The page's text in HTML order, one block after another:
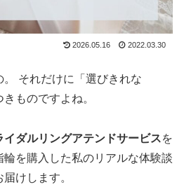
2026.05.16 2022.03.30
それだけに「選びきれな
ものですよね。
イダルリングアテンドサービスを
を購入した私のリアルな体験談
けします。